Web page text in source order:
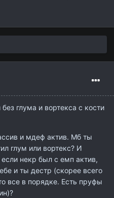
глума и вортекса с кости
и мдеф актив. Мб ты
глум или вортекс? И
некр был с емп актив,
и ты дестр (скорее всего
все в порядке. Есть пруфы